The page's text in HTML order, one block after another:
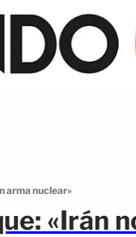
arma nuclear»
«Irán